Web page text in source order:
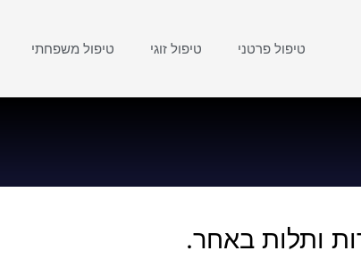
טיפול פרטני טיפול זוגי טיפול משפחתי
ותלות באחר.